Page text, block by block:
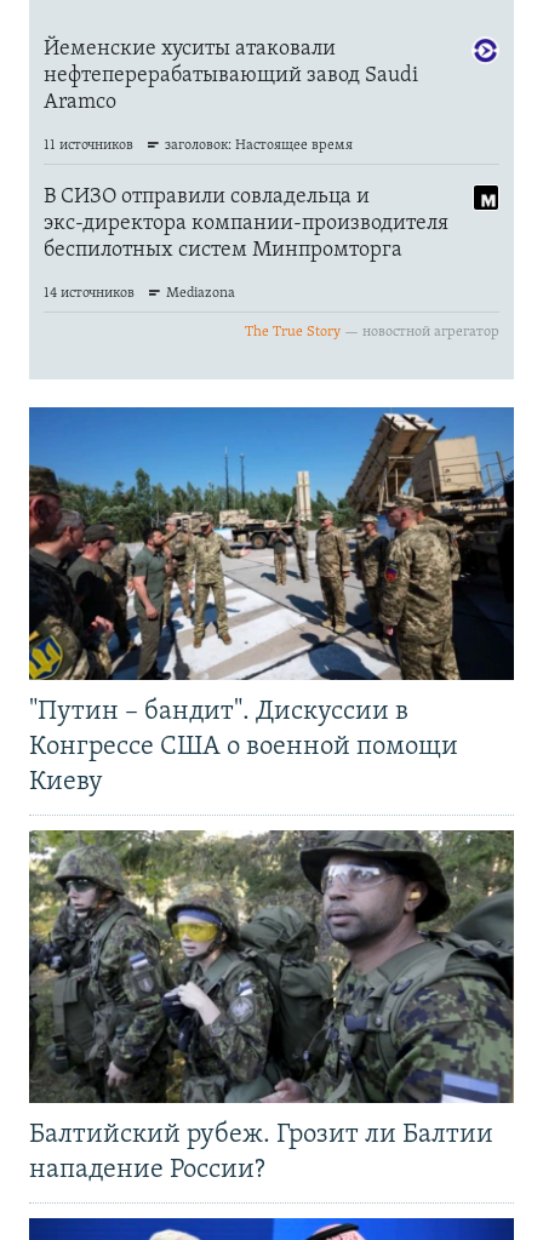
"Путин – бандит". Дискуссии в
Конгрессе США о военной помощи
Киеву
Балтийский рубеж. Грозит ли Балтии
нападение России?